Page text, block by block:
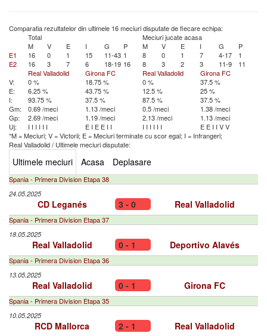
Comparatia rezultatelor din ultimele 16 meciuri disputate de fiecare echipa:
Total
Meciuri jucate acasa
M
V E I G P M V E I G
P
E1
16 0 1 15 11-43 1 8 0 1 7 4-17
1
E2
16 3 7 6 18-19 16 8 3 2 3 11-9
11
Real Valladolid
Girona FC Real Valladolid
Girona FC
V:
0 % 18.75 % 0 %
37.5 %
E:
6.25 % 43.75 % 12.5 %
25 %
I:
93.75 % 37.5 % 87.5 %
37.5 %
Gm:
0.69 /meci 1.13 /meci 0.5 /meci
1.38 /meci
Gp:
2.69 /meci 1.19 /meci 2.13 /meci
1.13 /meci
Uj:
I I I I I I E I E E I I I I I I I I E E I I VV
*M = Meciuri; V = Victorii; E = Meciuri terminate cu scor egal; I = Infrangeri;
Real Valladolid/ Ultimele meciuri disputate:
Ultimele meciuri Acasa Deplasare
Spania - Primera Division Etapa 38
24.05.2025
CD Leganés 3 - 0 Real Valladolid
Spania - Primera Division Etapa 37
18.05.2025
Real Valladolid 0 - 1 Deportivo Alavés
Spania - Primera Division Etapa 36
13.05.2025
Real Valladolid 0 - 1 Girona FC
Spania - Primera Division Etapa 35
10.05.2025
RCD Mallorca 2 - 1 Real Valladolid